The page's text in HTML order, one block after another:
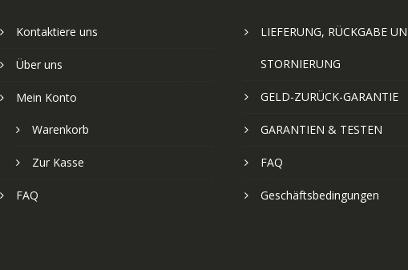
Kontaktiere uns
Über uns
Mein Konto
Warenkorb
Zur Kasse
FAQ
LIEFERUNG, RÜCKGABE
STORNIERUNG
GELD-ZURÜCK-GARANTIE
GARANTIEN & TESTEN
FAQ
Geschäftsbedingungen